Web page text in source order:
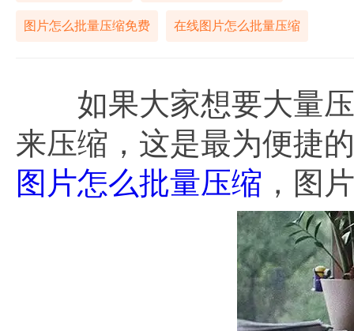
图片怎么批量压缩免费 在线图片怎么批量压缩
如果大家想要大量压
来压缩，这是最为便捷
图片怎么批量压缩 ，图